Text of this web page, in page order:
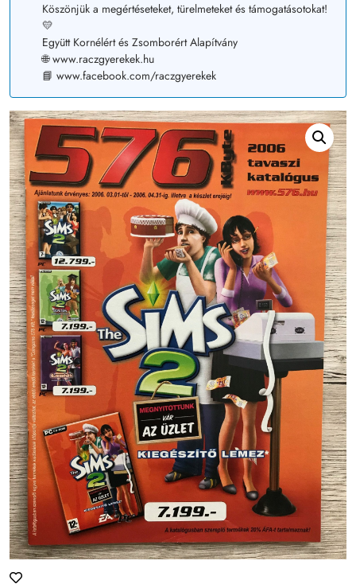
Köszönjük a megértéseteket, türelmeteket és támogatásotokat!
💛
Együtt Kornélért és Zsomborért Alapítvány
🌐 www.raczgyerekek.hu
📘 www.facebook.com/raczgyerekek